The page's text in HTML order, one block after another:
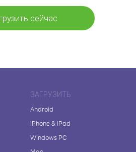
сейчас
ЗАГРУЗИТЬ
Android
iPhone & iPad
Windows PC